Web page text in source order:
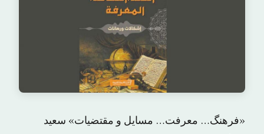
«فرهنگ… معرفت… مسایل و مقتضیات» سعید